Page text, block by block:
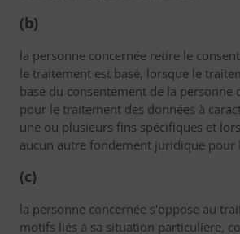
(b)
la personne concernée retire le
le traitement est basé, lorsque le
base du consentement de la personne
pour le traitement des données à
une ou plusieurs fins spécifiques et
aucun autre fondement juridique pour
(c)
la personne concernée s'oppose au
motifs liés à sa situation particulière,